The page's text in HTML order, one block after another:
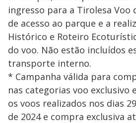
ingresso para a Tirolesa Voo
de acesso ao parque e a
Histórico e Roteiro
do voo. Não estão incluídos
transporte interno.
* Campanha válida para
nas categorias voo exclusivo
os voos realizados nos dias
de 2024 e compra exclusiva